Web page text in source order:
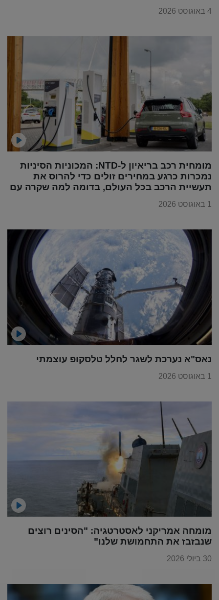
4 באוגוסט 2026
מומחית רכב בריאיון ל-NTD: המכוניות הסיניות
נמכרות כרגע במחירים זולים כדי להרוס את
תעשיית הרכב בכל העולם, בדומה למה שקרה עם
1 באוגוסט 2026
נאס"א נערכת לשגר לחלל טלסקופ עוצמתי
1 באוגוסט 2026
מומחה אמריקני לאסטרטגיה: "הסינים רוצים
שנבזבז את התחמושת שלנו"
30 ביולי 2026